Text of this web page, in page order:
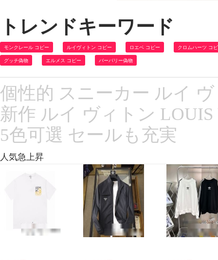
トレンドキーワード
モンクレール コピー ルイヴィトン コピー ロエベ コピー クロムハーツ コ
グッチ偽物 エルメス コピー バーバリー偽物
個性的 スニーカー ルイ
新作 ルイ ヴィトン
5色可選 セールも充実
人気急上昇